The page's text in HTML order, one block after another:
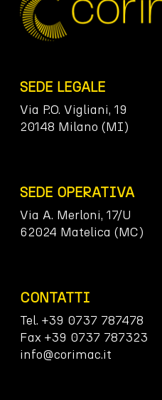
SEDE LEGALE
Via P.O. Vigliani, 19
20148 Milano (MI)
SEDE OPERATIVA
Via A. Merloni, 17/U
62024 Matelica (MC)
CONTATTI
Tel. +39 0737 787478
Fax +39 0737 787323
info@corimac.it